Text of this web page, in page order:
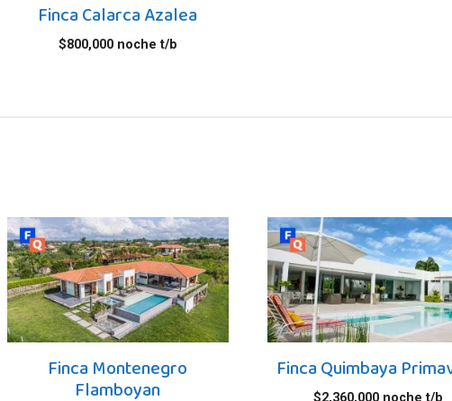
Finca Calarca Azalea
$800,000noche t/b
Finca Montenegro
Flamboyan
Finca Quimbaya